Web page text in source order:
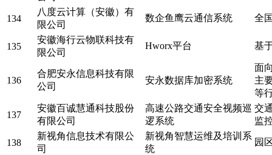
134
八度云计算（安徽）有
限公司
数企鱼鹰云通信系统 全
135
安徽海行云物联科技有
限公司
Hworx平台 基
136
合肥安永信息科技有限
公司
安永数据库加密系统
面
主
等
137
安徽百诚慧通科技股份
有限公司
高速公路交通安全视频巡
逻系统
交
监
138
新视角信息技术有限公
司
新视角智慧运维及培训系
统
园